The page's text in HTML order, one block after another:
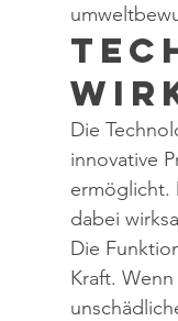
Die
innovative
ermöglicht.
dabei
Die
Kraft.